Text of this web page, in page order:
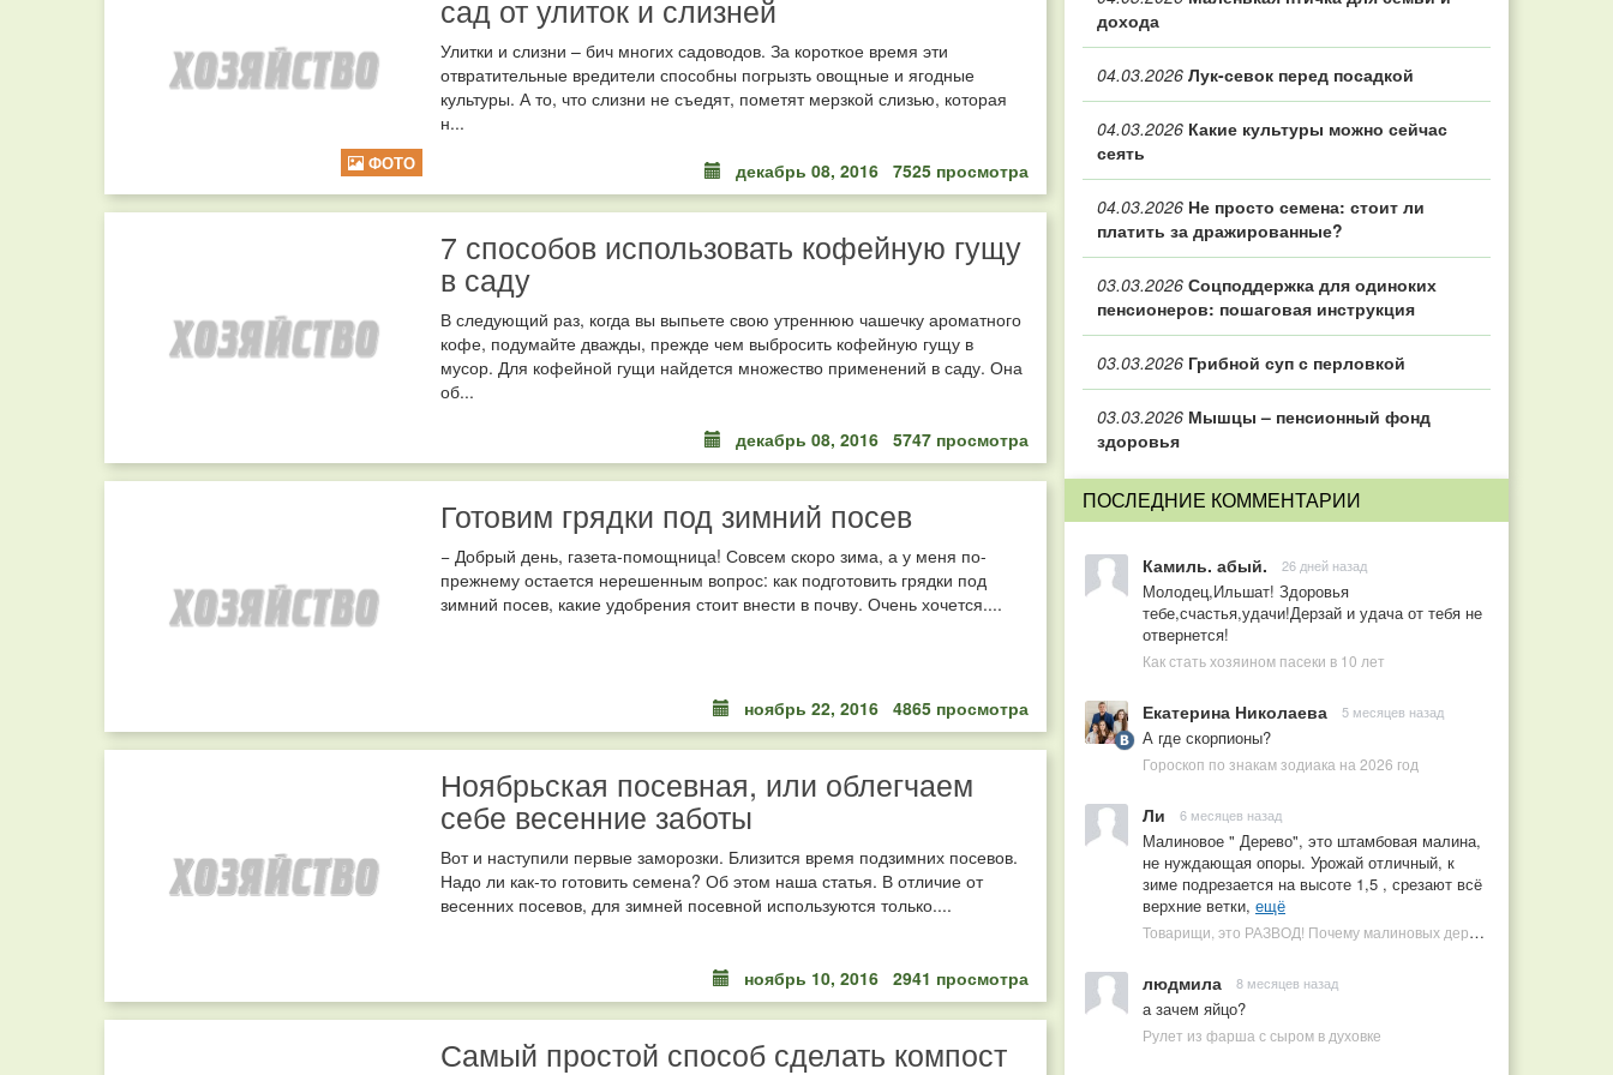
ФОТО
сад от улиток и слизней
Улитки и слизни – бич многих садоводов. За короткое время эти
отвратительные вредители способны погрызть овощные и ягодные
культуры. А то, что слизни не съедят, пометят мерзкой слизью, которая
н...
декабрь 08, 2016 7525 просмотра
7 способов использовать кофейную гущу
в саду
В следующий раз, когда вы выпьете свою утреннюю чашечку ароматного
кофе, подумайте дважды, прежде чем выбросить кофейную гущу в
мусор. Для кофейной гущи найдется множество применений в саду. Она
об...
декабрь 08, 2016 5747 просмотра
Готовим грядки под зимний посев
− Добрый день, газета-помощница! Совсем скоро зима, а у меня по-
прежнему остается нерешенным вопрос: как подготовить грядки под
зимний посев, какие удобрения стоит внести в почву. Очень хочется....
ноябрь 22, 2016 4865 просмотра
Ноябрьская посевная, или облегчаем
себе весенние заботы
Вот и наступили первые заморозки. Близится время подзимних посевов.
Надо ли как-то готовить семена? Об этом наша статья. В отличие от
весенних посевов, для зимней посевной используются только....
ноябрь 10, 2016 2941 просмотра
Самый простой способ сделать компост
дохода
04.03.2026 Лук-севок перед посадкой
04.03.2026 Какие культуры можно сейчас
сеять
04.03.2026 Не просто семена: стоит ли
платить за дражированные?
03.03.2026 Соцподдержка для одиноких
пенсионеров: пошаговая инструкция
03.03.2026 Грибной суп с перловкой
03.03.2026 Мышцы – пенсионный фонд
здоровья
ПОСЛЕДНИЕ КОММЕНТАРИИ
Камиль. абый. 26 дней назад
Молодец,Ильшат! Здоровья
тебе,счастья,удачи!Дерзай и удача от тебя не
отвернется!
Как стать хозяином пасеки в 10 лет
Екатерина Николаева 5 месяцев назад
А где скорпионы?
Гороскоп по знакам зодиака на 2026 год
Ли 6 месяцев назад
Малиновое " Дерево", это штамбовая малина,
не нуждающая опоры. Урожай отличный, к
зиме подрезается на высоте 1,5 , срезают всё
верхние ветки, ещё
Товарищи, это РАЗВОД! Почему малиновых деревьев не бывает, или Как ушлые продавцы наживаются на мечтах садоводов
людмила 8 месяцев назад
а зачем яйцо?
Рулет из фарша с сыром в духовке